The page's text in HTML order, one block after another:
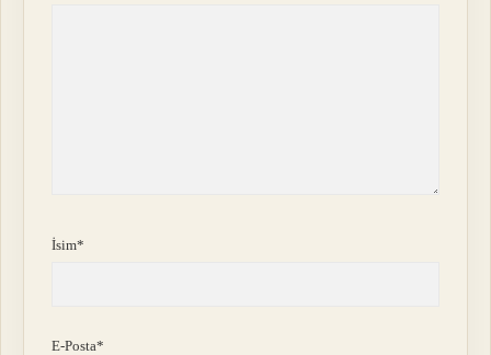
İsim*
E-Posta*